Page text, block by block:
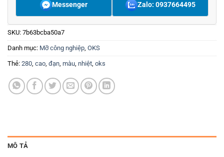
Messenger Zalo: 0937664495
SKU: 7b63bcba50a7
Danh mục: Mỡ công nghiệp OKS
Thẻ: 280 cao đạn màu nhiệt oks
MÔ TẢ